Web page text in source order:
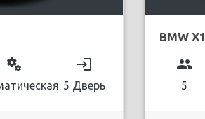
miscellaneous_services login
5 Дверь
BMW X1
group
5